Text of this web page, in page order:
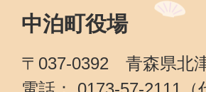
中泊町役場
〒037-0392 青森県北